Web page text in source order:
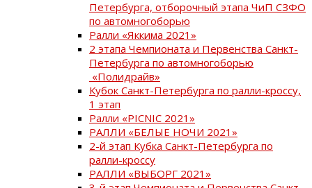
Петербурга, отборочный этапа ЧиП СЗФО
по автомногоборью
Ралли «Яккима 2021»
2 этапа Чемпионата и Первенства Санкт-
Петербурга по автомногоборью
«Полидрайв»
Кубок Санкт-Петербурга по ралли-кроссу,
1 этап
Ралли «PICNIC 2021»
РАЛЛИ «БЕЛЫЕ НОЧИ 2021»
2-й этап Кубка Санкт-Петербурга по
ралли-кроссу
РАЛЛИ «ВЫБОРГ 2021»